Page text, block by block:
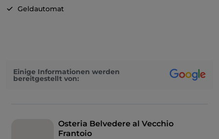
Geldautomat
Einige Informationen werden
bereitgestellt von:
Osteria Belvedere al Vecchio
Frantoio